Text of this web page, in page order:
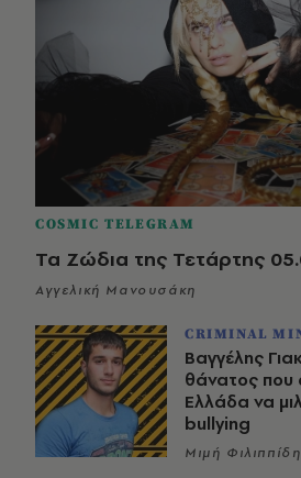
COSMIC TELEGRAM
Τα Ζώδια της Τετάρτης
Αγγελική Μανουσάκη
CRIMINAL
Βαγγέλης
θάνατος που
Ελλάδα να
bullying
Μιμή Φιλιππίδη